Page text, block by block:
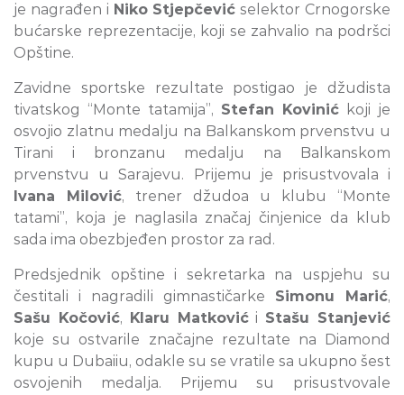
je nagrađen i Niko Stjepčević selektor Crnogorske
bućarske reprezentacije, koji se zahvalio na podršci
Opštine.
Zavidne sportske rezultate postigao je džudista
tivatskog “Monte tatamija”, Stefan Kovinić koji je
osvojio zlatnu medalju na Balkanskom prvenstvu u
Tirani i bronzanu medalju na Balkanskom
prvenstvu u Sarajevu. Prijemu je prisustvovala i
Ivana Milović, trener džudoa u klubu “Monte
tatami”, koja je naglasila značaj činjenice da klub
sada ima obezbjeđen prostor za rad.
Predsjednik opštine i sekretarka na uspjehu su
čestitali i nagradili gimnastičarke Simonu Marić,
Sašu Kočović, Klaru Matkovići Stašu Stanjević
koje su ostvarile značajne rezultate na Diamond
kupu u Dubaiiu, odakle su se vratile sa ukupno šest
osvojenih medalja. Prijemu su prisustvovale